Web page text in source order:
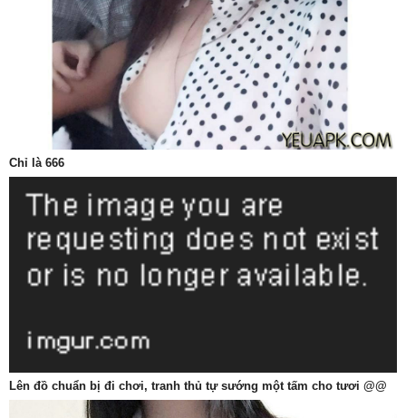
Chỉ là 666
Lên đồ chuẩn bị đi chơi, tranh thủ tự sướng một tấm cho tươi @@